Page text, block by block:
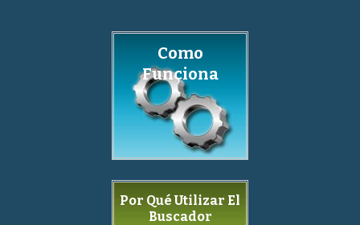
Como
Funciona
Por Qué Utilizar El
Buscador